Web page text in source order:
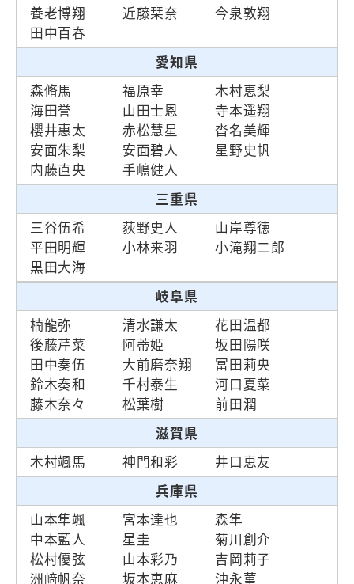
養老博翔
近藤栞奈
今泉敦翔
田中百春
愛知県
森脩馬
福原幸
木村恵梨
海田誉
山田士恩
寺本遥翔
櫻井惠太
赤松慧星
沓名美輝
安面朱梨
安面碧人
星野史帆
内藤直央
手嶋健人
三重県
三谷伍希
荻野史人
山岸尊徳
平田明輝
小林来羽
小滝翔二郎
黒田大海
岐阜県
楠龍弥
清水謙太
花田温都
後藤芹菜
阿蒂姫
坂田陽咲
田中奏伍
大前磨奈翔
富田莉央
鈴木奏和
千村泰生
河口夏菜
藤木奈々
松葉樹
前田潤
滋賀県
木村颯馬
神門和彩
井口恵友
兵庫県
山本隼颯
宮本達也
森隼
中本藍人
星圭
菊川創介
松村優弦
山本彩乃
吉岡莉子
洲﨑帆奈
坂本恵麻 沖永菫